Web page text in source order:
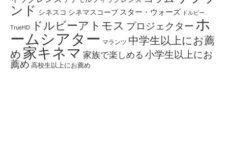
ンド シネスコ シネマスコープ スター・ウォーズ ドルビー
TrueHD ドルビーアトモス プロジェクター ホ
ームシアター マランツ 中学生以上にお薦
め 家キネマ 家族で楽しめる 小学生以上にお
薦め 高校生以上にお薦め